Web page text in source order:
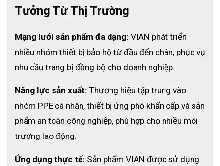
Tưởng Từ Thị Trường
Mạng lưới sản phẩm đa dạng: VIAN phát triển
nhiều nhóm thiết bị bảo hộ từ đầu đến chân, phục vụ
nhu cầu trang bị đồng bộ cho doanh nghiệp.
Năng lực sản xuất: Thương hiệu tập trung vào
nhóm PPE cá nhân, thiết bị ứng phó khẩn cấp và sản
phẩm an toàn công nghiệp, phù hợp cho nhiều môi
trường lao động.
Ứng dụng thực tế: Sản phẩm VIAN được sử dụng